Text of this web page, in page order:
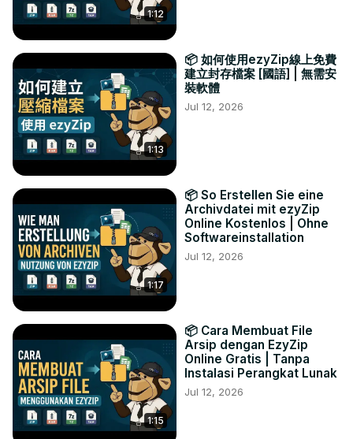
1:12
1:13
📦 如何使用ezyZip線上免費
建立封存檔案 [國語] | 無需安
裝軟體
Jul 12, 2026
1:17
📦 So Erstellen Sie eine
Archivdatei mit ezyZip
Online Kostenlos | Ohne
Softwareinstallation
Jul 12, 2026
1:15
📦 Cara Membuat File
Arsip dengan EzyZip
Online Gratis | Tanpa
Instalasi Perangkat Lunak
Jul 12, 2026